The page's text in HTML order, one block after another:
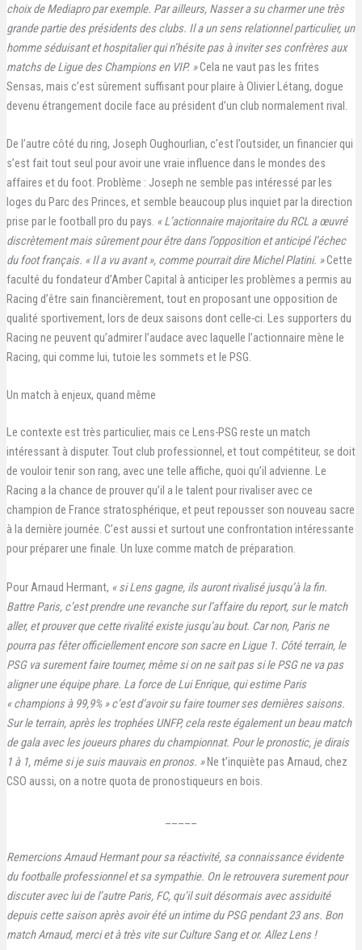
choix de Mediapro par exemple. Par ailleurs, Nasser a su charmer une très
grande partie des présidents des clubs. Il a un sens relationnel particulier, un
homme séduisant et hospitalier qui n’hésite pas à inviter ses confrères aux
matchs de Ligue des Champions en VIP. »Cela ne vaut pas les frites
Sensas, mais c’est sûrement suffisant pour plaire à Olivier Létang, dogue
devenu étrangement docile face au président d’un club normalement rival.
De l’autre côté du ring, Joseph Oughourlian, c’est l’outsider, un financier qui
s’est fait tout seul pour avoir une vraie influence dans le mondes des
affaires et du foot. Problème : Joseph ne semble pas intéressé par les
loges du Parc des Princes, et semble beaucoup plus inquiet par la direction
prise par le football pro du pays. « L’actionnaire majoritaire du RCL a œuvré
discrètement mais sûrement pour être dans l’opposition et anticipé l’échec
du foot français. « Il a vu avant », comme pourrait dire Michel Platini. »Cette
faculté du fondateur d’Amber Capital à anticiper les problèmes a permis au
Racing d’être sain financièrement, tout en proposant une opposition de
qualité sportivement, lors de deux saisons dont celle-ci. Les supporters du
Racing ne peuvent qu’admirer l’audace avec laquelle l’actionnaire mène le
Racing, qui comme lui, tutoie les sommets et le PSG.
Un match à enjeux, quand même
Le contexte est très particulier, mais ce Lens-PSG reste un match
intéressant à disputer. Tout club professionnel, et tout compétiteur, se doit
de vouloir tenir son rang, avec une telle affiche, quoi qu’il advienne. Le
Racing a la chance de prouver qu’il a le talent pour rivaliser avec ce
champion de France stratosphérique, et peut repousser son nouveau sacre
à la dernière journée. C’est aussi et surtout une confrontation intéressante
pour préparer une finale. Un luxe comme match de préparation.
Pour Arnaud Hermant, « si Lens gagne, ils auront rivalisé jusqu’à la fin.
Battre Paris, c’est prendre une revanche sur l’affaire du report, sur le match
aller, et prouver que cette rivalité existe jusqu’au bout. Car non, Paris ne
pourra pas fêter officiellement encore son sacre en Ligue 1. Côté terrain, le
PSG va surement faire tourner, même si on ne sait pas si le PSG ne va pas
aligner une équipe phare. La force de Lui Enrique, qui estime Paris
« champions à 99,9% » c’est d’avoir su faire tourner ses dernières saisons.
Sur le terrain, après les trophées UNFP, cela reste également un beau match
de gala avec les joueurs phares du championnat. Pour le pronostic, je dirais
1 à 1, même si je suis mauvais en pronos. »Ne t’inquiète pas Arnaud, chez
CSO aussi, on a notre quota de pronostiqueurs en bois.
Remercions Arnaud Hermant pour sa réactivité, sa connaissance évidente
du footballe professionnel et sa sympathie. On le retrouvera surement pour
discuter avec lui de l’autre Paris, FC, qu’il suit désormais avec assiduité
depuis cette saison après avoir été un intime du PSG pendant 23 ans. Bon
match Arnaud, merci et à très vite sur Culture Sang et or. Allez Lens !